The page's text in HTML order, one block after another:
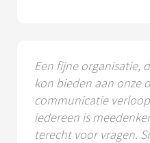
Een fijne organisatie,
kon bieden aan onze
communicatie
iedereen is
terecht voor vragen.